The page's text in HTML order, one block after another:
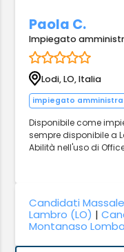
Paola C.
Impiegato
Lodi, LO, Italia
impiegato
Disponibile come
sempre disponibile a
Abilità nell'uso di
Candidati
Lambro (LO) |
Montanaso